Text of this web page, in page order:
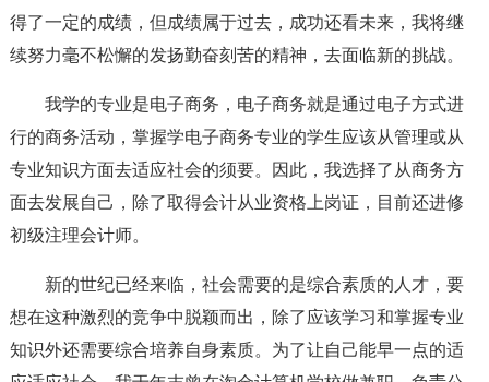
得了一定的成绩，但成绩属于过去，成功还看未来，我将继
续努力毫不松懈的发扬勤奋刻苦的精神，去面临新的挑战。
我学的专业是电子商务，电子商务就是通过电子方式进
行的商务活动，掌握学电子商务专业的学生应该从管理或从
专业知识方面去适应社会的须要。因此，我选择了从商务方
面去发展自己，除了取得会计从业资格上岗证，目前还进修
初级注理会计师。
新的世纪已经来临，社会需要的是综合素质的人才，要
想在这种激烈的竞争中脱颖而出，除了应该学习和掌握专业
知识外还需要综合培养自身素质。为了让自己能早一点的适